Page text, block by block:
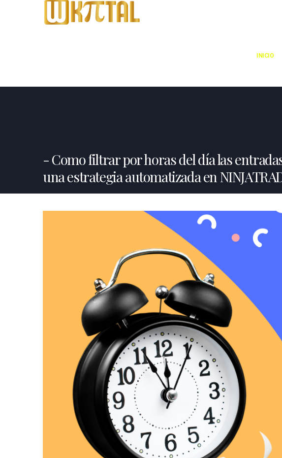
INICIO
Como filtrar por horas del día las
una estrategia automatizada en